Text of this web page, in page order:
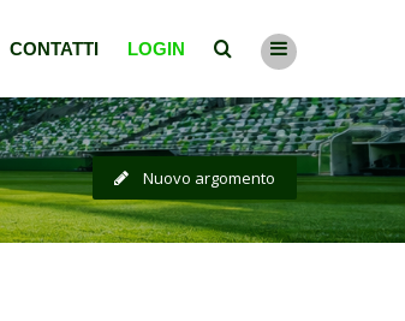
CONTATTI LOGIN
Nuovo argomento